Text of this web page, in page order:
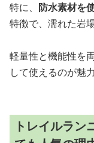
特に、 防水素材を
特徴で、濡れた岩
軽量性と機能性を
して使えるのが魅
トレイルラン